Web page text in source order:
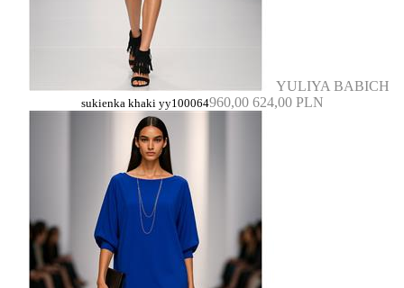
YULIYA BABICH
sukienka khaki yy100064960,00 624,00 PLN